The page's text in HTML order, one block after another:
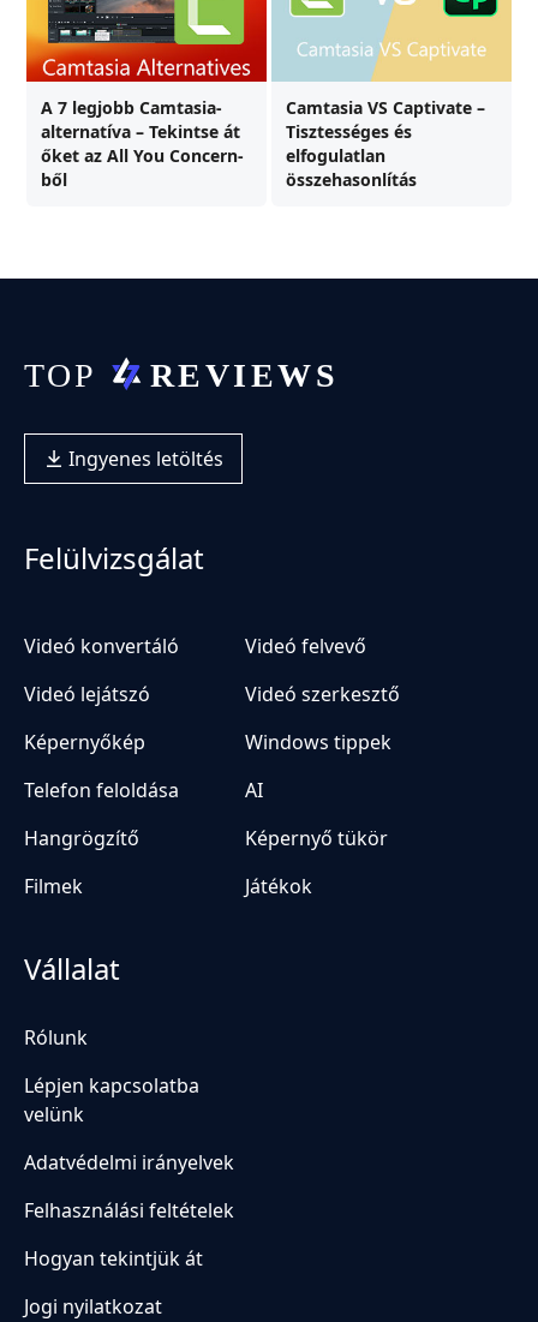
A 7 legjobb Camtasia-
alternatíva – Tekintse át
őket az All You Concern-
ből
Camtasia VS Captivate –
Tisztességes és
elfogulatlan
összehasonlítás
Ingyenes letöltés
Felülvizsgálat
Videó konvertáló
Videó felvevő
Videó lejátszó
Videó szerkesztő
Képernyőkép
Windows tippek
Telefon feloldása
AI
Hangrögzítő
Képernyő tükör
Filmek
Játékok
Vállalat
Rólunk
Lépjen kapcsolatba
velünk
Adatvédelmi irányelvek
Felhasználási feltételek
Hogyan tekintjük át
Jogi nyilatkozat